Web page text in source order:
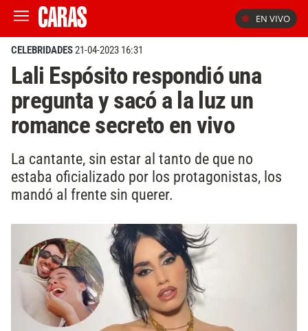
EN VIVO
CELEBRIDADES21-04-2023 16:31
Lali Espósito respondió una
pregunta y sacó a la luz un
romance secreto en vivo
La cantante, sin estar al tanto de que no
estaba oficializado por los protagonistas, los
mandó al frente sin querer.